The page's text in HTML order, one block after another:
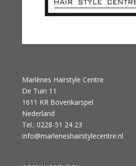
Marlènes Hairstyle Centre
De Tuin 11
1611 KR Bovenkarspel
Nederland
Tel.: 0228-51 24 23
info@marleneshairstylecentre.nl